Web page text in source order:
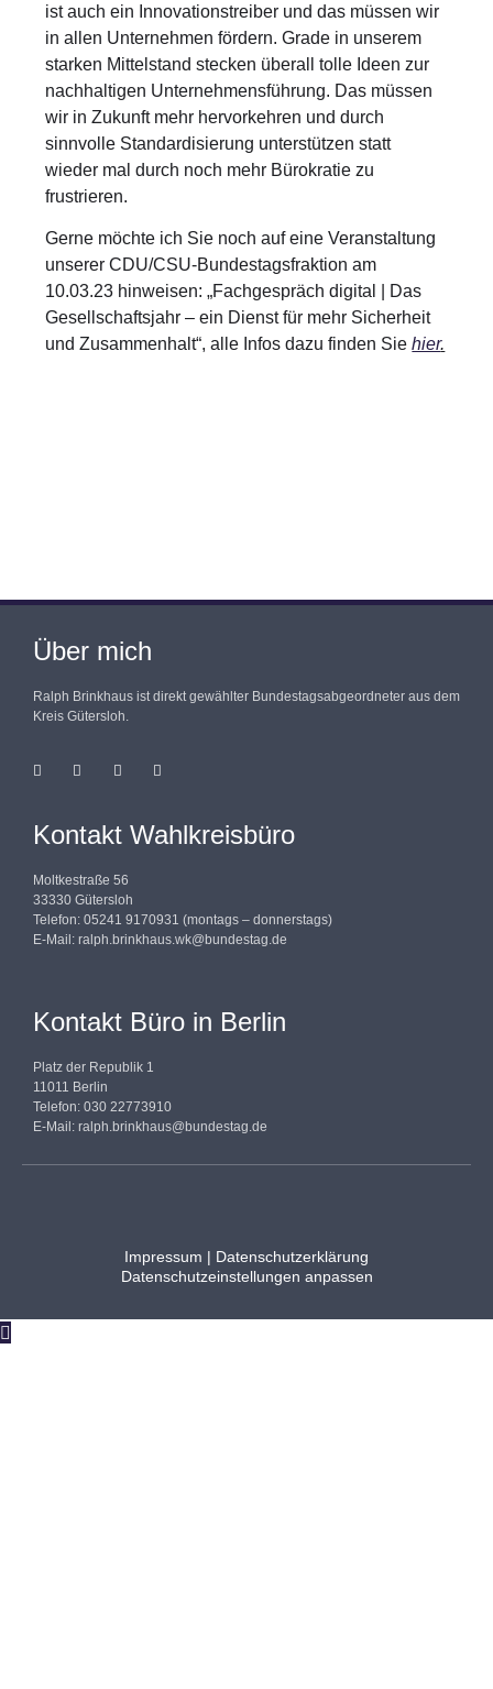
ist auch ein Innovationstreiber und das müssen wir
in allen Unternehmen fördern. Grade in unserem
starken Mittelstand stecken überall tolle Ideen zur
nachhaltigen Unternehmensführung. Das müssen
wir in Zukunft mehr hervorkehren und durch
sinnvolle Standardisierung unterstützen statt
wieder mal durch noch mehr Bürokratie zu
frustrieren.
Gerne möchte ich Sie noch auf eine Veranstaltung
unserer CDU/CSU-Bundestagsfraktion am
10.03.23 hinweisen: „Fachgespräch digital | Das
Gesellschaftsjahr – ein Dienst für mehr Sicherheit
und Zusammenhalt“, alle Infos dazu finden Siehier.
Über mich
Ralph Brinkhaus ist direkt gewählter Bundestagsabgeordneter aus dem
Kreis Gütersloh.
Kontakt Wahlkreisbüro
Moltkestraße 56
33330 Gütersloh
Telefon: 05241 9170931 (montags – donnerstags)
E-Mail: ralph.brinkhaus.wk@bundestag.de
Kontakt Büro in Berlin
Platz der Republik 1
11011 Berlin
Telefon: 030 22773910
E-Mail: ralph.brinkhaus@bundestag.de
Impressum | Datenschutzerklärung
Datenschutzeinstellungen anpassen